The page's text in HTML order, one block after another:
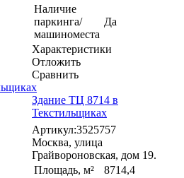
Наличие
паркинга/
машиноместа
Да
Характеристики
Отложить
Сравнить
Здание ТЦ 8714 в
Текстильщиках
Артикул:3525757
Москва, улица
Грайвороновская, дом 19.
Площадь, м²
8714,4